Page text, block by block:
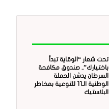
تحت شعار “الوقاية تبدأ
باختيارك”.. صندوق مكافحة
السرطان يدشن الحملة
الوطنية الـ11 للتوعية بمخاطر
البلاستيك